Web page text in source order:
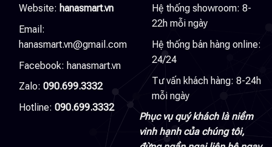
Website: hanasmart.vn
Email:
hanasmart.vn@gmail.com
Facebook: hanasmart.vn
Zalo: 090.699.3332
Hotline: 090.699.3332
Hệ thống showroom: 8-
22h mỗi ngày
Hệ thống bán hàng online:
24/24
Tư vấn khách hàng: 8-24h
mỗi ngày
Phục vụ quý khách là niềm
vinh hạnh của chúng tôi,